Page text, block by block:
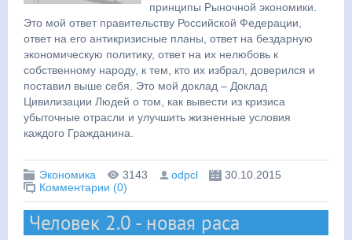
принципы Рыночной экономики.
Это мой ответ правительству Российской Федерации,
ответ на его антикризисные планы, ответ на бездарную
экономическую политику, ответ на их нелюбовь к
собственному народу, к тем, кто их избрал, доверился и
поставил выше себя. Это мой доклад – Доклад
Цивилизации Людей о том, как вывести из кризиса
убыточные отрасли и улучшить жизненные условия
каждого Гражданина.
Экономика 3143 odpcl
30.10.2015
Комментарии (0)
Человек 2.0 - новая раса